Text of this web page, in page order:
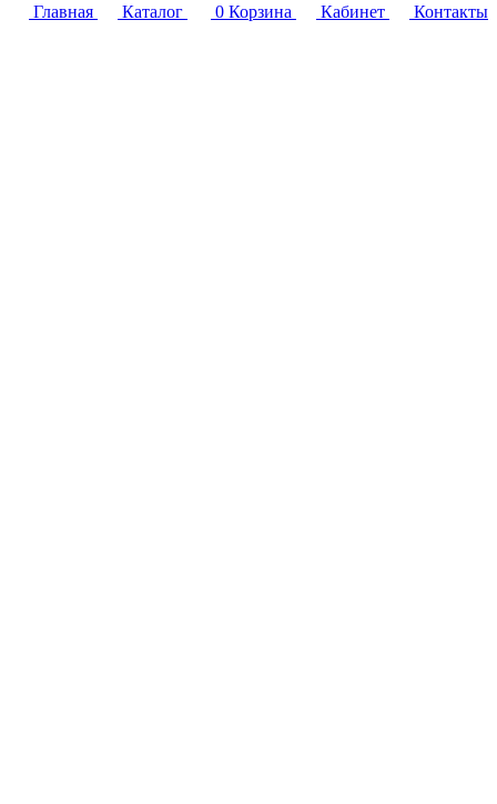
Главная
Каталог 0 Корзина Кабинет Контакты